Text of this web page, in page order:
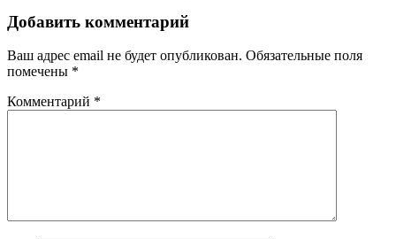
Добавить комментарий
Ваш адрес email не будет опубликован. Обязательные поля
помечены *
Комментарий *